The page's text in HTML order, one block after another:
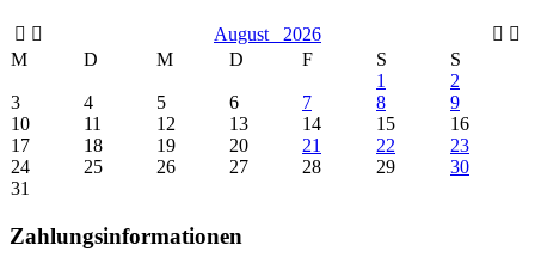
August 2026
M
D M D F S
S
1
2
3
4 5 6 7 8
9
10
11 12 13 14 15
16
17
18 19 20 21 22
23
24
25 26 27 28 29
30
31
Zahlungsinformationen